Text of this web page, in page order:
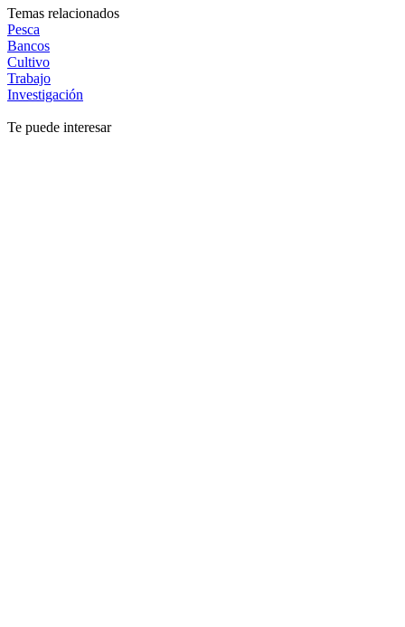
Temas relacionados
Pesca
Bancos
Cultivo
Trabajo
Investigación
Te puede interesar